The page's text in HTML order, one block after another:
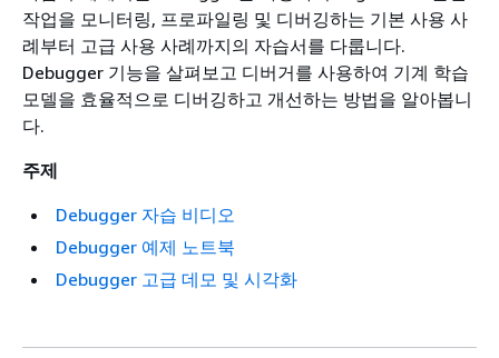
작업을 모니터링, 프로파일링 및 디버깅하는 기본 사용 사
례부터 고급 사용 사례까지의 자습서를 다룹니다.
Debugger 기능을 살펴보고 디버거를 사용하여 기계 학습
모델을 효율적으로 디버깅하고 개선하는 방법을 알아봅니
다.
주제
Debugger 자습 비디오
Debugger 예제 노트북
Debugger 고급 데모 및 시각화